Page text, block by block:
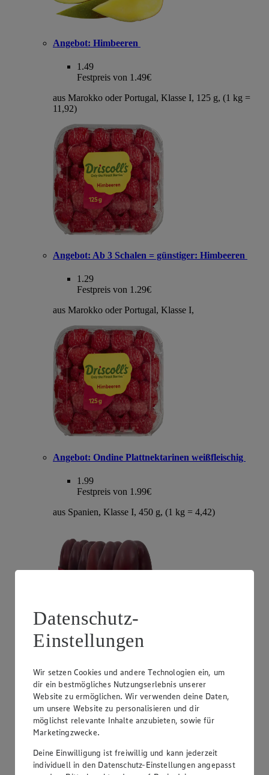
Angebot: Himbeeren
1.49
Festpreis von 1.49€
aus Marokko oder Portugal, Klasse I, 125 g, (1 kg =
11,92)
Angebot: Ab 3 Schalen = günstiger: Himbeeren
1.29
Festpreis von 1.29€
aus Marokko oder Portugal, Klasse I,
Angebot: Ondine Plattnektarinen weißfleischig
1.99
Festpreis von 1.99€
aus Spanien, Klasse I, 450 g, (1 kg = 4,42)
1.49
Festpreis von 1.49€
aus Süddeutschland, Klasse I, 1 kg
Datenschutz-
Einstellungen
Wir setzen Cookies und andere Technologien ein, um
dir ein bestmögliches Nutzungserlebnis unserer
Website zu ermöglichen. Wir verwenden deine Daten,
um unsere Website zu personalisieren und dir
möglichst relevante Inhalte anzubieten, sowie für
Marketingzwecke.
Deine Einwilligung ist freiwillig und kann jederzeit
individuell in den Datenschutz-Einstellungen angepasst